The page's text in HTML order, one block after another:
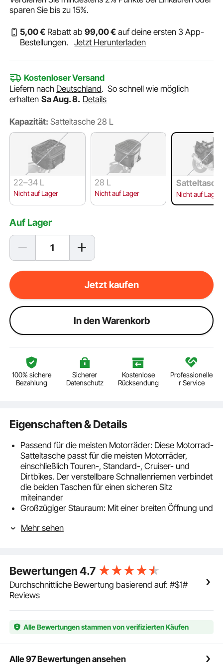
sparen Sie bis zu15%.
5,00€ Rabatt ab99,00€ auf deine ersten 3 App-
Bestellungen.
Jetzt Herunterladen
Kostenloser Versand
Liefern nach Deutschland.So schnell wie möglich
erhalten Sa Aug. 8. Details
Kapazität: Satteltasche 28 L
22–34 L
Nicht auf Lager
28 L
Nicht auf Lager
L
Nicht auf Lager
Auf Lager
Jetzt kaufen
ln den Warenkorb
100% sichere
Bezahlung
Sicherer
Datenschutz
Kostenlose
Rücksendung
Professionelle
r Service
Eigenschaften & Details
Passend für die meisten Motorräder: Diese Motorrad-
Satteltasche passt für die meisten Motorräder,
einschließlich Touren-, Standard-, Cruiser- und
Dirtbikes. Der verstellbare Schnallenriemen verbindet
die beiden Taschen für einen sicheren Sitz
miteinander
Großzügiger Stauraum: Mit einer breiten Öffnung und
Seitentasche insgesamt 28 L Stauraum. In eine
Werkzeuge
Einfach zu installieren & abzunehmen: Unsere
Motorrad-Satteltasche ist mit zwei Seitengurten,
einem Schulterpolster und einem Befestigungsgurt
abnehmbaren Gurten lässt sie sich in eine
Umhängetasche verwandeln und ist somit ideal für
Langlebig & wasserfest: Diese Satteltasche ist für
lange Reisen konzipiert und verfügt über eine PVC-
Mehr sehen
Bewertungen4.7
Durchschnittliche Bewertung basierend auf: #$1#
Reviews
Alle Bewertungen stammen von verifizierten Käufen
Alle 97 Bewertungen ansehen